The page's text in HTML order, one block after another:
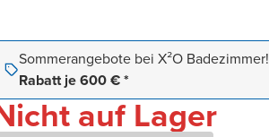
Sommerangebote bei X²O Badezimmer!
Rabatt je 600 € *
auf Lager